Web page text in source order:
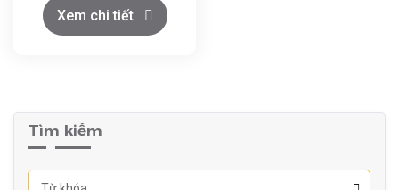
Dung tích chiết rót: 20 –
120 ml
Xem chi tiết
Tìm kiếm